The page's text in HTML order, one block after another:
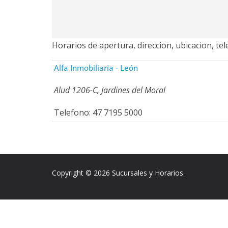
Horarios de apertura, direccion, ubicacion,
Alfa Inmobiliaria - León
Alud 1206-C, Jardines del Moral
Telefono: 47 7195 5000
Copyright © 2026 Sucursales y Horarios.